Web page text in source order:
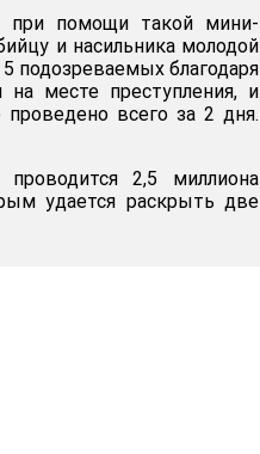
при помощи такой мини-
и насильника молодой
подозреваемых благодаря
месте преступления, и
всего за 2 дня.
2,5 миллиона
удается раскрыть две